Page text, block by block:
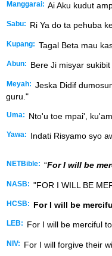
Manggarai: Ai Aku kudut
Sabu: Ri Ya do ta pehuba
Kupang: Tagal Beta mau
Abun: Bere Ji misyar
Meyah: Jeska Didif
guru."
Uma: Nto'u toe mpai',
Yawa: Indati Risyamo syo
NETBible: “For I will be
NASB: "FOR I WILL BE
HCSB: For I will be
LEB: For I will be merciful
NIV: For I will forgive their